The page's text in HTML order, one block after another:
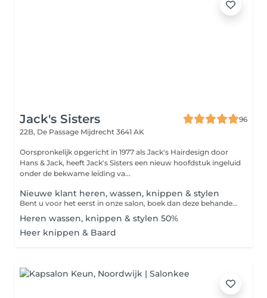
Jack's Sisters
96
22B, De Passage Mijdrecht 3641 AK
Oorspronkelijk opgericht in 1977 als Jack's Hairdesign door
Hans & Jack, heeft Jack's Sisters een nieuw hoofdstuk ingeluid
onder de bekwame leiding va...
Nieuwe klant heren, wassen, knippen & stylen
Bent u voor het eerst in onze salon, boek dan deze behandeling zodat er van tevoren voldoende tijd is om de wensen te bespreken.
Heren wassen, knippen & stylen 50%
Heer knippen & Baard